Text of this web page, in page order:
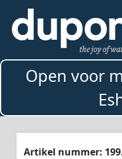
Open voor
Artikel nummer: